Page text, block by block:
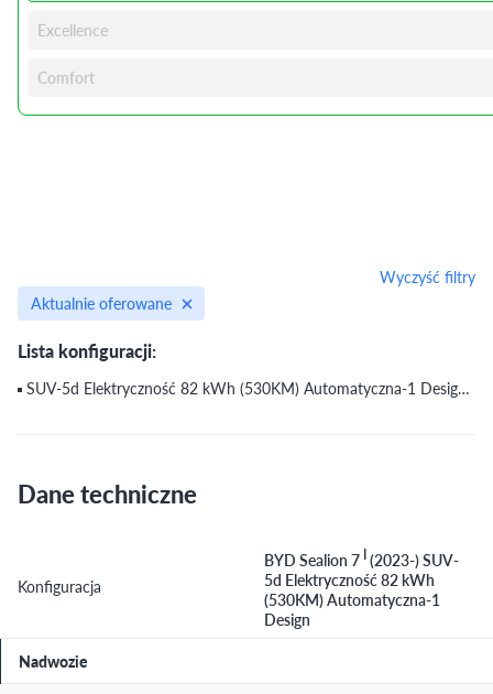
Excellence
Comfort
Wyczyść filtry
Aktualnie oferowane
Lista konfiguracji:
SUV-5d Elektryczność 82 kWh (530KM) Automatyczna-1 Design AWD
Dane techniczne
Konfiguracja
BYD Sealion 7 I(2023-) SUV-
5d Elektryczność 82 kWh
(530KM) Automatyczna-1
Design
Nadwozie